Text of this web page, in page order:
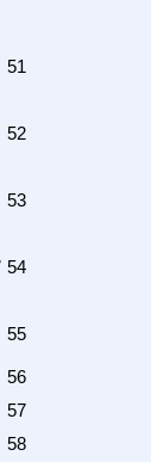
51
52
53
54
55
56
57
58